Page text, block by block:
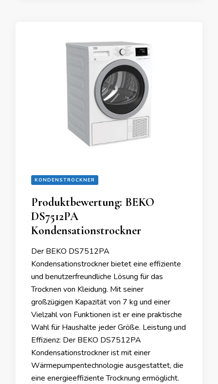
KONDENSTROCKNER
Produktbewertung: BEKO
DS7512PA
Kondensationstrockner
Der BEKO DS7512PA
Kondensationstrockner bietet eine effiziente
und benutzerfreundliche Lösung für das
Trocknen von Kleidung. Mit seiner
großzügigen Kapazität von 7 kg und einer
Vielzahl von Funktionen ist er eine praktische
Wahl für Haushalte jeder Größe. Leistung und
Effizienz: Der BEKO DS7512PA
Kondensationstrockner ist mit einer
Wärmepumpentechnologie ausgestattet, die
eine energieeffiziente Trocknung ermöglicht.